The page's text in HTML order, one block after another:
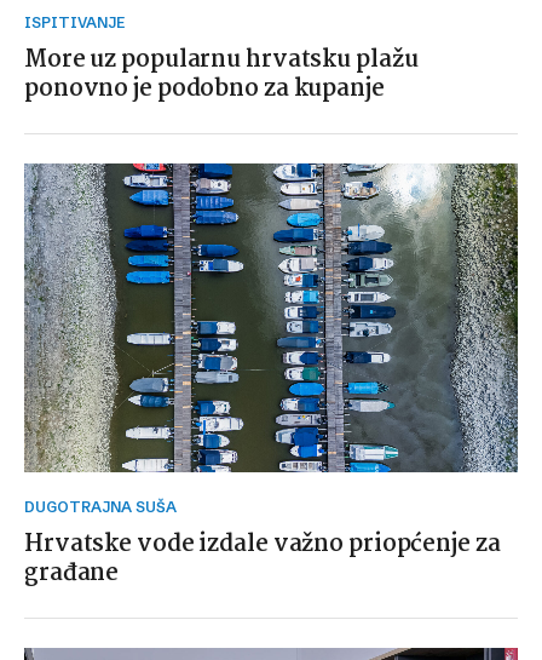
ISPITIVANJE
More uz popularnu hrvatsku plažu
ponovno je podobno za kupanje
DUGOTRAJNA SUŠA
Hrvatske vode izdale važno priopćenje za
građane